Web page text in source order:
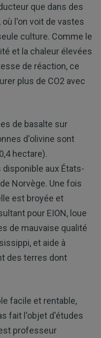
que dans des
l'on voit de vastes
culture. Comme le
et la chaleur élevées
de réaction, ce
plus de CO2 avec
de basalte sur
d'olivine sont
hectare).
disponible aux États-
Norvège. Une fois
est broyée et
pour EION, loue
de mauvaise qualité
et aide à
des terres dont
facile et rentable,
fait l'objet d'études
professeur